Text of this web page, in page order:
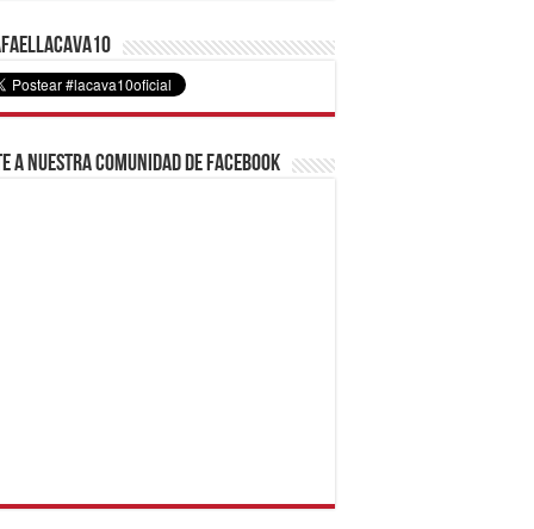
a nuestra comunidad de Facebook